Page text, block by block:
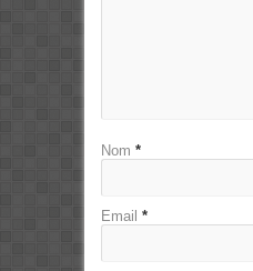
Nom *
Email *